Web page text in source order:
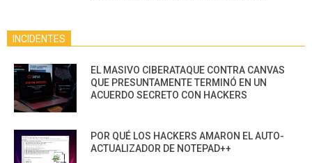
INCIDENTES
EL MASIVO CIBERATAQUE CONTRA CANVAS
QUE PRESUNTAMENTE TERMINÓ EN UN
ACUERDO SECRETO CON HACKERS
POR QUÉ LOS HACKERS AMARON EL AUTO-
ACTUALIZADOR DE NOTEPAD++